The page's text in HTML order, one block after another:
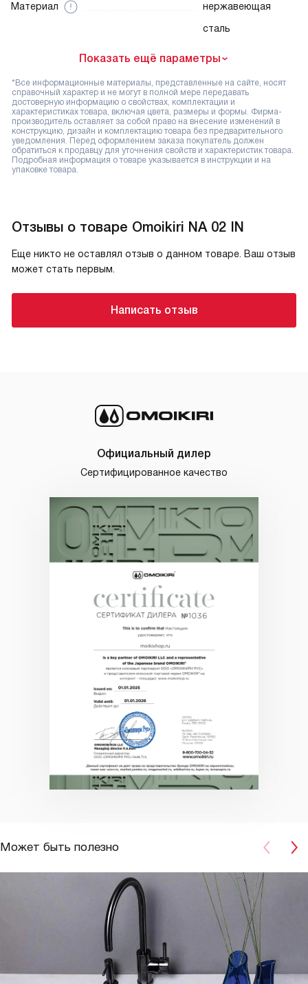
Материал
нержавеющая
сталь
Показать ещё параметры
*Все информационные материалы, представленные на сайте, носят
справочный характер и не могут в полной мере передавать
достоверную информацию о свойствах, комплектации и
характеристиках товара, включая цвета, размеры и формы. Фирма-
производитель оставляет за собой право на внесение изменений в
конструкцию, дизайн и комплектацию товара без предварительного
уведомления. Перед оформлением заказа покупатель должен
обратиться к продавцу для уточнения свойств и характеристик товара.
Подробная информация о товаре указывается в инструкции и на
упаковке товара.
Отзывы о товаре Omoikiri NA 02 IN
Еще никто не оставлял отзыв о данном товаре. Ваш отзыв
может стать первым.
Написать отзыв
Официальный дилер
Сертифицированное качество
Может быть полезно